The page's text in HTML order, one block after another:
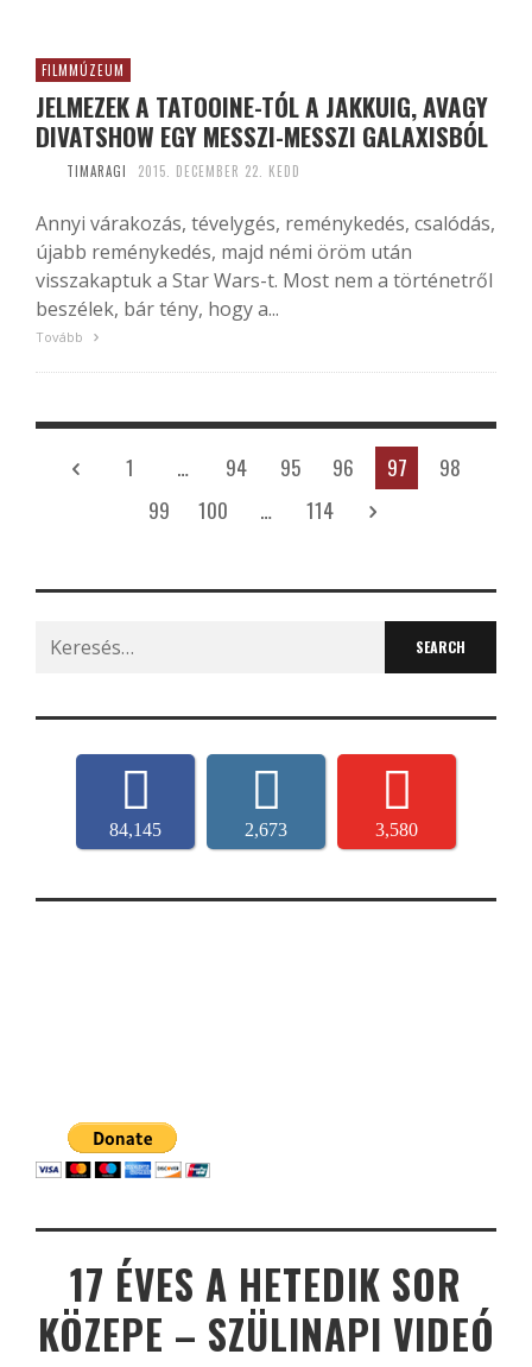
FILMMÚZEUM
JELMEZEK A TATOOINE-TÓL A JAKKUIG, AVAGY
DIVATSHOW EGY MESSZI-MESSZI GALAXISBÓL
TIMARAGI 2015. DECEMBER 22. KEDD
Annyi várakozás, tévelygés, reménykedés, csalódás,
újabb reménykedés, majd némi öröm után
visszakaptuk a Star Wars-t. Most nem a történetről
beszélek, bár tény, hogy a...
Tovább
1 … 94 95 96 97
98
99
100 … 114
Search
for:
84,145 2,673 3,580
17 ÉVES A HETEDIK SOR
KÖZEPE – SZÜLINAPI VIDEÓ